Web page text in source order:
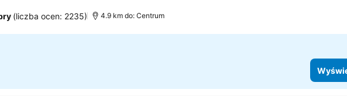
(liczba ocen: 2235) 4.9 km do: Centrum